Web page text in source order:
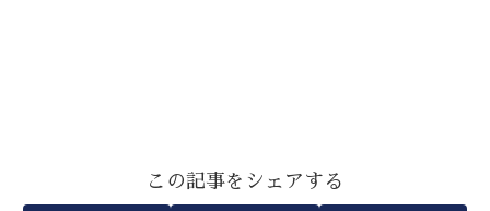
この記事をシェアする